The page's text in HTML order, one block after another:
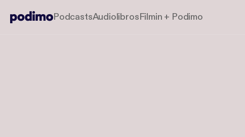
PodcastsAudiolibrosFilmin + Podimo